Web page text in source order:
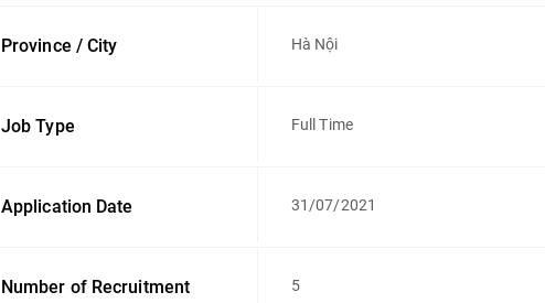
Province / City Hà Nội
Job Type Full Time
Application Date 31/07/2021
Number of Recruitment 5